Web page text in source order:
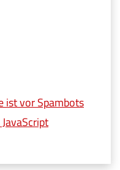
ist vor Spambots